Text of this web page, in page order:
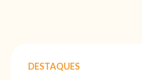
DESTAQUES